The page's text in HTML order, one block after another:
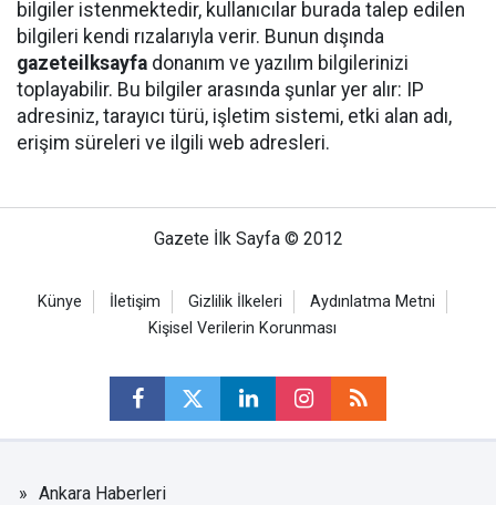
bilgiler istenmektedir, kullanıcılar burada talep edilen
bilgileri kendi rızalarıyla verir. Bunun dışında
gazeteilksayfa donanım ve yazılım bilgilerinizi
toplayabilir. Bu bilgiler arasında şunlar yer alır: IP
adresiniz, tarayıcı türü, işletim sistemi, etki alan adı,
erişim süreleri ve ilgili web adresleri.
Gazete İlk Sayfa © 2012
Künye İletişim Gizlilik İlkeleri
Aydınlatma Metni
Kişisel Verilerin Korunması
Ankara Haberleri